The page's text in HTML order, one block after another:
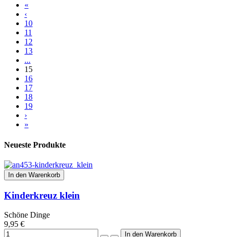
«
‹
10
11
12
13
...
15
16
17
18
19
›
»
Neueste Produkte
In den Warenkorb
Kinderkreuz klein
Schöne Dinge
9,95 €